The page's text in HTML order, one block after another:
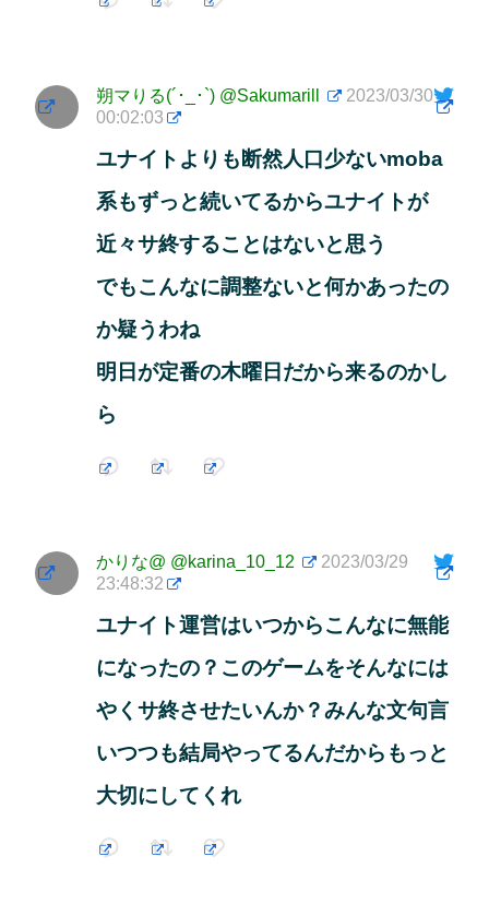
朔マりる(´･_･`) @Sakumarill
2023/03/30
00:02:03
ユナイトよりも断然人口少ないmoba
系もずっと続いてるからユナイトが
近々サ終することはないと思う
でもこんなに調整ないと何かあったの
か疑うわね
明日が定番の木曜日だから来るのかし
ら
かりな@ @karina_10_12
2023/03/29
23:48:32
ユナイト運営はいつからこんなに無能
になったの？このゲームをそんなには
やくサ終させたいんか？みんな文句言
いつつも結局やってるんだからもっと
大切にしてくれ